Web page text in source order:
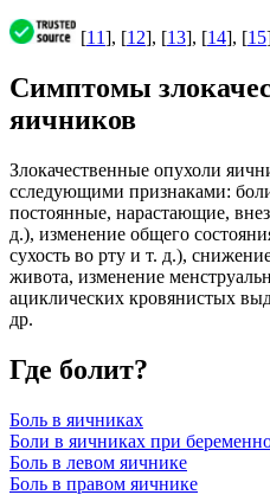
[11], [12], [13], [14], [15
Симптомы
яичников
Злокачественные опухоли
сследующими признаками:
постоянные, нарастающие,
д.), изменение общего
сухость во рту и т. д.),
живота, изменение
ациклических кровянистых
др.
Где болит?
Боль в яичниках
Боли в яичниках при
Боль в левом яичнике
Боль в правом яичнике